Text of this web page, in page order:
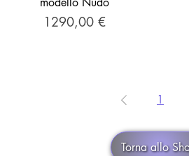
Prezzo
1290,00 €
1
Torna allo